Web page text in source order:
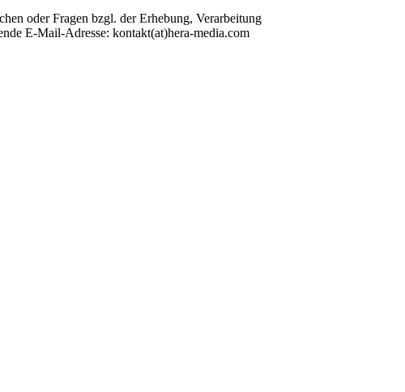
oder Fragen bzgl. der Erhebung, Verarbeitung
E-Mail-Adresse: kontakt(at)hera-media.com